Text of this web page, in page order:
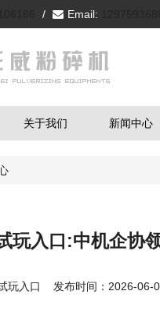
/ Email:
关于我们 新闻中心
玩入口:中机企协
玩入口 发布时间：2026-06-